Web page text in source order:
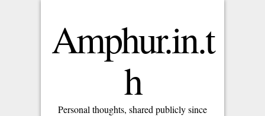
Amphur.in.t
h
Personal thoughts, shared publicly since